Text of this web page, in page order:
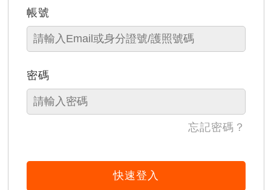
帳號
密碼
忘記密碼？
快速登入